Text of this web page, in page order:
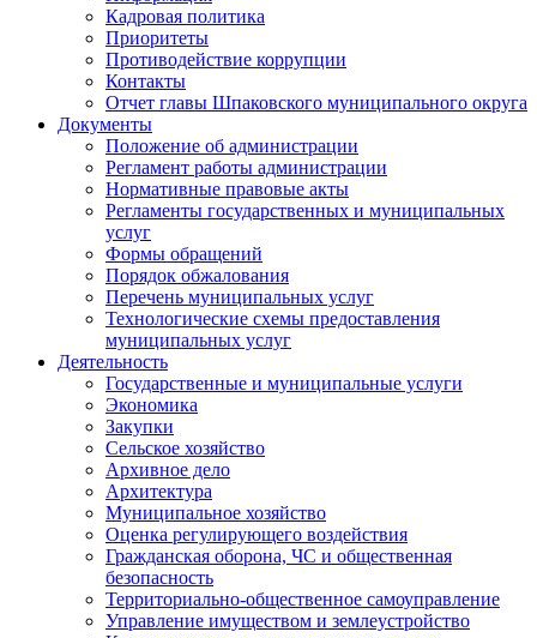
Кадровая политика
Приоритеты
Противодействие коррупции
Контакты
Отчет главы Шпаковского муниципального округа
Документы
Положение об администрации
Регламент работы администрации
Нормативные правовые акты
Регламенты государственных и муниципальных
услуг
Формы обращений
Порядок обжалования
Перечень муниципальных услуг
Технологические схемы предоставления
муниципальных услуг
Деятельность
Государственные и муниципальные услуги
Экономика
Закупки
Сельское хозяйство
Архивное дело
Архитектура
Муниципальное хозяйство
Оценка регулирующего воздействия
Гражданская оборона, ЧС и общественная
безопасность
Территориально-общественное самоуправление
Управление имуществом и землеустройство